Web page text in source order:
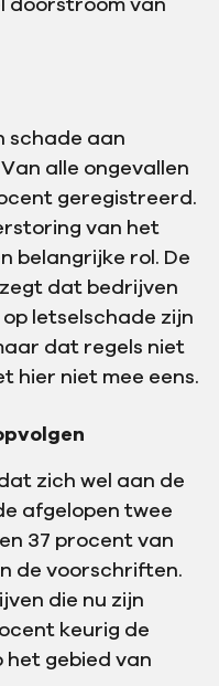
doorstroom van
schade aan
alle ongevallen
geregistreerd.
van het
belangrijke rol. De
dat bedrijven
op letselschade zijn
dat regels niet
hier niet mee eens.
zich wel aan de
afgelopen twee
37 procent van
de voorschriften.
die nu zijn
keurig de
het gebied van